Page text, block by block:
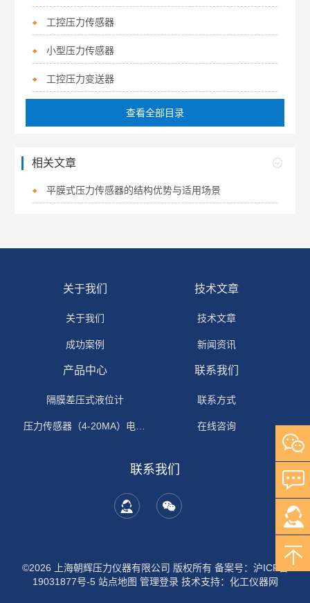
工控压力传感器
小型压力传感器
工控压力变送器
查看全部目录
相关文章
平膜式压力传感器的结构优势与适用场景
关于我们
关于我们
成功案例
技术文章
技术文章
新闻资讯
产品中心
隔膜差压式液位计
压力传感器（4-20MA）电流输出
联系我们
联系方式
在线咨询
联系我们
©2026 上海朝辉压力仪器有限公司 版权所有 备案号：沪ICP备
19031877号-5 站点地图 管理登录技术支持： 化工仪器网